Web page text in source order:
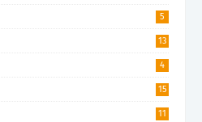
5
13
4
15
11